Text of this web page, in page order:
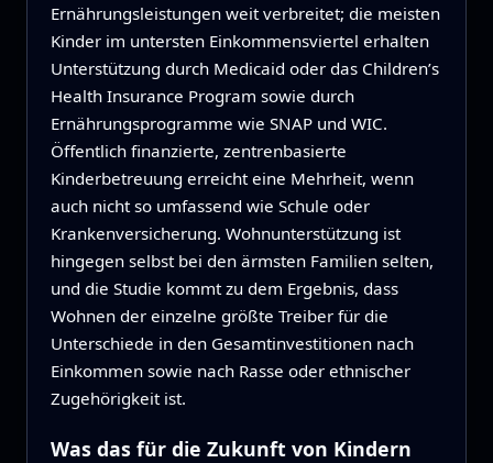
Ernährungsleistungen weit verbreitet; die meisten
Kinder im untersten Einkommensviertel erhalten
Unterstützung durch Medicaid oder das Children’s
Health Insurance Program sowie durch
Ernährungsprogramme wie SNAP und WIC.
Öffentlich finanzierte, zentrenbasierte
Kinderbetreuung erreicht eine Mehrheit, wenn
auch nicht so umfassend wie Schule oder
Krankenversicherung. Wohnunterstützung ist
hingegen selbst bei den ärmsten Familien selten,
und die Studie kommt zu dem Ergebnis, dass
Wohnen der einzelne größte Treiber für die
Unterschiede in den Gesamtinvestitionen nach
Einkommen sowie nach Rasse oder ethnischer
Zugehörigkeit ist.
Was das für die Zukunft von Kindern